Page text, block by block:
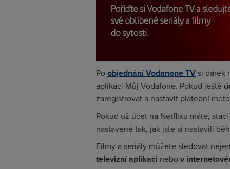
Poobjednání Vodanone TV si dárek
aplikaci Můj Vodafone. Pokud ještě
zaregistrovat a nastavit platební
Pokud už účet na Netflixu máte, stačí
nastavené tak, jak jste si nastavili
Filmy a seriály můžete sledovat nejen
televizní aplikaci nebov